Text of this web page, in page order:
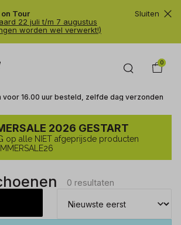
Tour
22 juli t/m 7 augustus
worden wel verwerkt!)
Sluiten
0
voor 16.00 uur besteld, zelfde dag verzonden
2026 GESTART
op alle NIET afgeprijsde producten
0 resultaten